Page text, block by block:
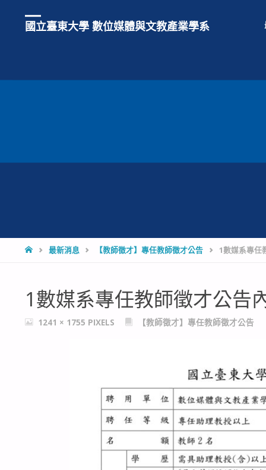
國立臺東大學 數位媒體與文教產業學系
HOME最新消息 【教師徵才】專任教師徵才公告 1數媒系專任
1數媒系專任教師徵才公告
FULL1241 × 1755 PIXELS 【教師徵才】專任教師徵才公告